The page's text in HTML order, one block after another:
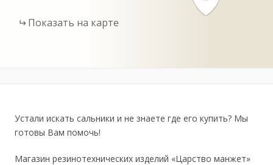
Показать на карте
Устали искать сальники и не знаете где его купить? Мы
готовы Вам помочь!
Магазин резинотехнических изделий «Царство манжет»